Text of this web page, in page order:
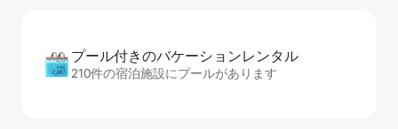
プール付きのバ⁠ケ⁠ー⁠シ⁠ョ⁠ンレ⁠ン⁠タ⁠ル
210件の宿泊施設にプールがあります